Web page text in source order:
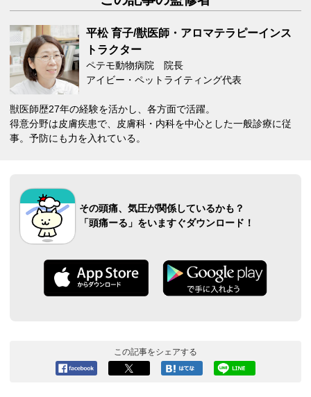
平松 育子/獣医師・アロマテラピーインス
トラクター
ペテモ動物病院 院長
アイビー・ペットライティング代表
獣医師歴27年の経験を活かし、各方面で活躍。
得意分野は皮膚疾患で、皮膚科・内科を中心とした一般診療に従
事。予防にも力を入れている。
その頭痛、気圧が関係しているかも？
「頭痛ーる」をいますぐダウンロード！
この記事をシェアする